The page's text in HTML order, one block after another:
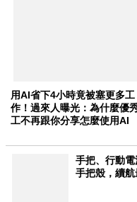
用AI省下4小時竟被塞更多工
作！過來人曝光：為什麼優
工不再跟你分享怎麼使用AI
手把、行動
手把殼，續